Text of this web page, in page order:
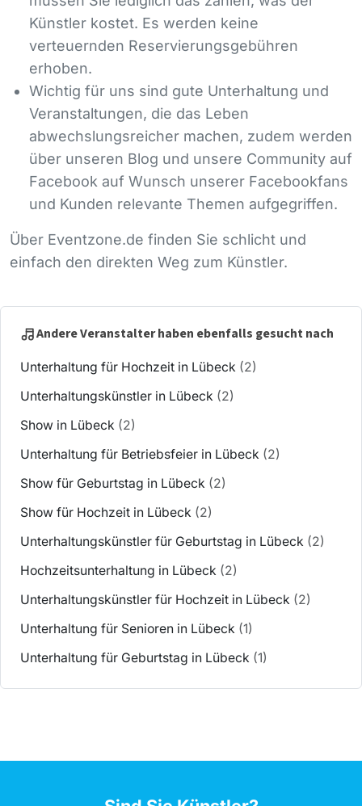
Künstler kostet. Es werden keine
verteuernden Reservierungsgebühren
erhoben.
Wichtig für uns sind gute Unterhaltung und
Veranstaltungen, die das Leben
abwechslungsreicher machen, zudem werden
über unseren Blog und unsere Community auf
Facebook auf Wunsch unserer Facebookfans
und Kunden relevante Themen aufgegriffen.
Über Eventzone.de finden Sie schlicht und
einfach den direkten Weg zum Künstler.
Andere Veranstalter haben ebenfalls gesucht nach
Unterhaltung für Hochzeit in Lübeck (2)
Unterhaltungskünstler in Lübeck (2)
Show in Lübeck (2)
Unterhaltung für Betriebsfeier in Lübeck (2)
Show für Geburtstag in Lübeck (2)
Show für Hochzeit in Lübeck (2)
Unterhaltungskünstler für Geburtstag in Lübeck (2)
Hochzeitsunterhaltung in Lübeck (2)
Unterhaltungskünstler für Hochzeit in Lübeck (2)
Unterhaltung für Senioren in Lübeck (1)
Unterhaltung für Geburtstag in Lübeck (1)